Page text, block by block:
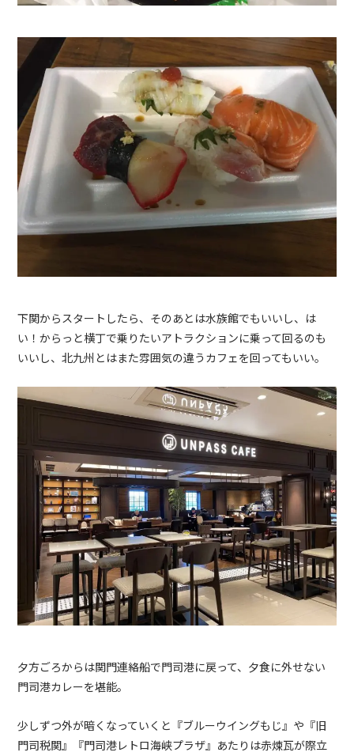
下関からスタートしたら、そのあとは水族館でもいいし、は
い！からっと横丁で乗りたいアトラクションに乗って回るのも
いいし、北九州とはまた雰囲気の違うカフェを回ってもいい。
夕方ごろからは関門連絡船で門司港に戻って、夕食に外せない
門司港カレーを堪能。
少しずつ外が暗くなっていくと『ブルーウイングもじ』や『旧
門司税関』『門司港レトロ海峡プラザ』あたりは赤煉瓦が際立